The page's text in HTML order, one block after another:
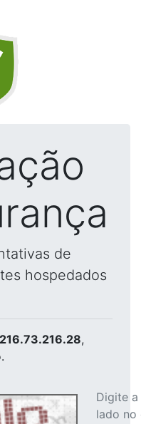
de
hospedados
216.73.216.28,
Digite
lado no